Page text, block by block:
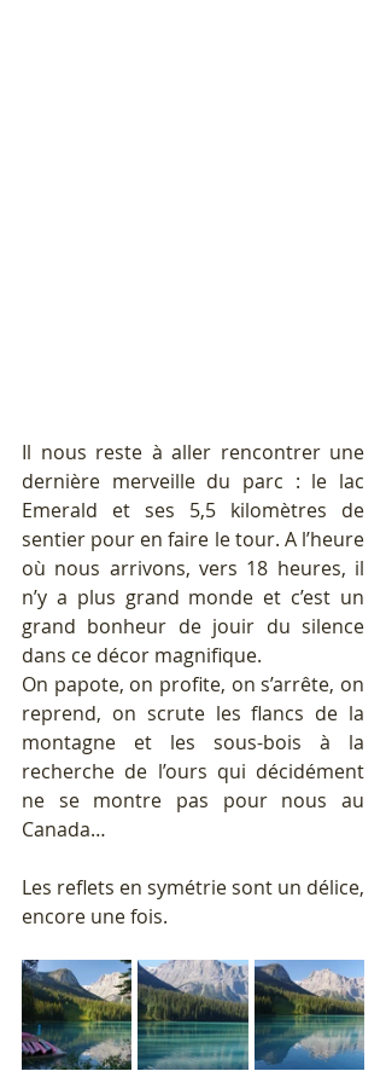
Il nous reste à aller rencontrer une
dernière merveille du parc : le lac
Emerald et ses 5,5 kilomètres de
sentier pour en faire le tour. A l’heure
où nous arrivons, vers 18 heures, il
n’y a plus grand monde et c’est un
grand bonheur de jouir du silence
dans ce décor magnifique.
On papote, on profite, on s’arrête, on
reprend, on scrute les flancs de la
montagne et les sous-bois à la
recherche de l’ours qui décidément
ne se montre pas pour nous au
Canada…
Les reflets en symétrie sont un délice,
encore une fois.